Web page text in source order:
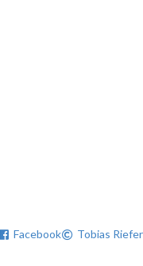
Facebook Tobias Riefer